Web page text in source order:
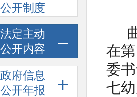
公开制度
法定主动
公开内容
政府信息
公开年报
在
委
七